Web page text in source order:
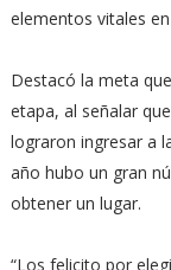
elementos vitales
Destacó la meta
etapa, al señalar
lograron ingresar a
año hubo un gran
obtener un lugar.
“Los felicito por